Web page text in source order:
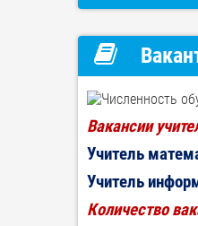
Вакансии
Учитель
Учитель
Количество